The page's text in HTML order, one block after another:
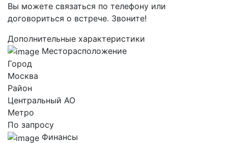
Вы можете связаться по телефону или
договориться о встрече. Звоните!
Дополнительные характеристики
Месторасположение
Город
Москва
Район
Центральный AO
Метро
По запросу
Финансы